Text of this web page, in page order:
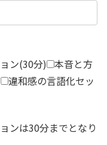
ン(30分) 本音と方
違和感の言語化セッ
ンは30分までとなり